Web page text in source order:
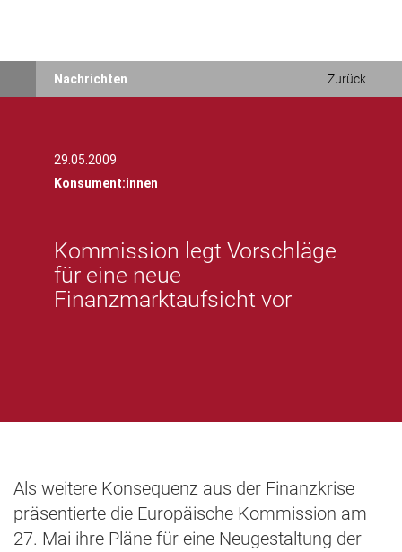
Nachrichten Zurück
29.05.2009
Konsument:innen
Kommission legt Vorschläge
für eine neue
Finanzmarktaufsicht vor
Als weitere Konsequenz aus der Finanzkrise
präsentierte die Europäische Kommission am
27. Mai ihre Pläne für eine Neugestaltung der